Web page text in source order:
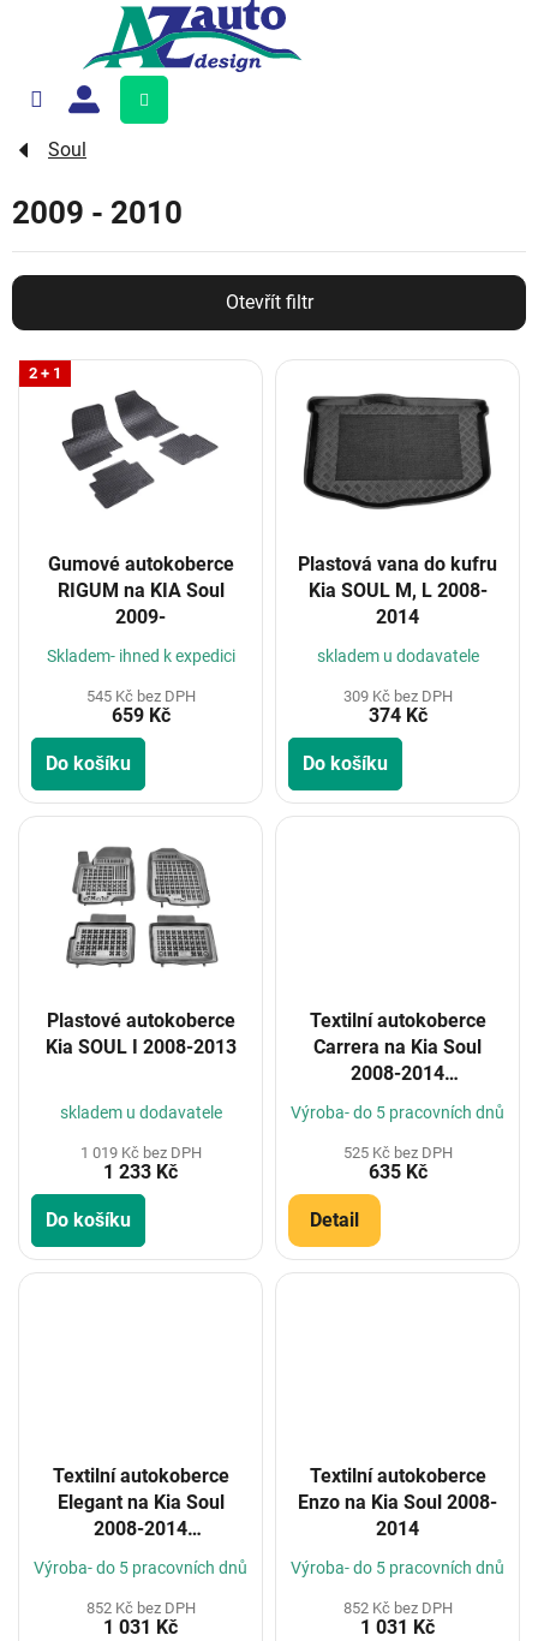
Nákupní
košík
Soul
2009 - 2010
Otevřít filtr
V
ý
2 + 1
Gumové autokoberce
RIGUM na KIA Soul
2009-
Skladem- ihned k expedici
545 Kč bez DPH
659 Kč
Do košíku
Plastová vana do kufru
Kia SOUL M, L 2008-
2014
skladem u dodavatele
309 Kč bez DPH
374 Kč
Do košíku
Plastové autokoberce
Kia SOUL I 2008-2013
skladem u dodavatele
1 019 Kč bez DPH
1 233 Kč
Do košíku
Textilní autokoberce
Carrera na Kia Soul
2008-2014
Výroba- do 5 pracovních dnů
525 Kč bez DPH
635 Kč
Detail
Textilní autokoberce
Elegant na Kia Soul
2008-2014
(Konfigurátor)
Výroba- do 5 pracovních dnů
852 Kč bez DPH
1 031 Kč
Textilní autokoberce
Enzo na Kia Soul 2008-
2014
Výroba- do 5 pracovních dnů
852 Kč bez DPH
1 031 Kč